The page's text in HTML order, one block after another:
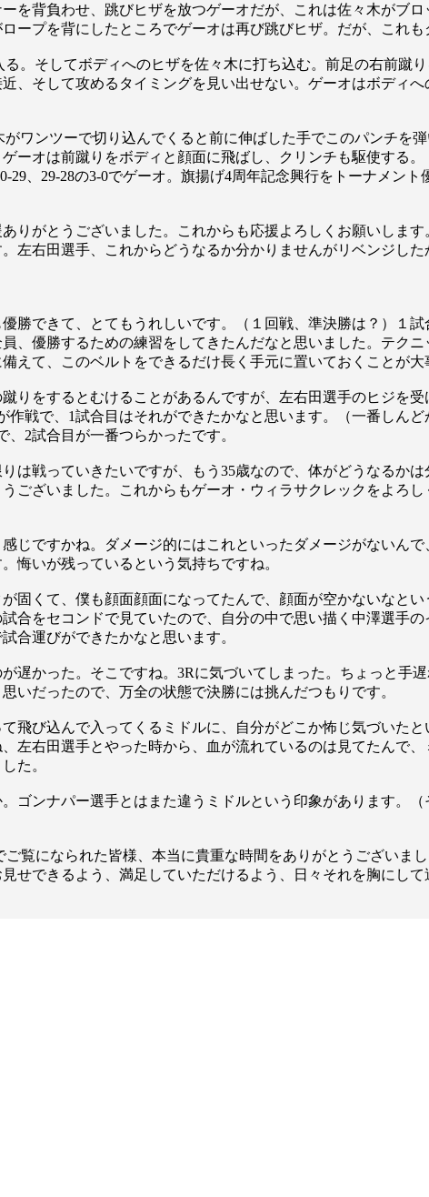
総合トップ
K-1 WGP
K-1
アマチュア
K-1甲子園・カレッジ
K-1 AWARDS
1.SHOP
ズ）
K-
1.SHOP
（チケッ
ト）
ギャラリー（写真）
ギャラリー（動画）
K-1
（K-1ジ
K-
1.CLUB
（ファンクラ
ブ）
Krush公式ルール
Krush-EX公式ルー
ル
を背負わせ、跳びヒザを放つゲーオだが、これは佐々木がブ
ープを背にしたところでゲーオは再び跳びヒザ。だが、これも
。そしてボディへのヒザを佐々木に打ち込む。前足の右前蹴
、そして攻めるタイミングを見い出せない。ゲーオはボディ
ワンツーで切り込んでくると前に伸ばした手でこのパンチを
ーオは前蹴りをボディと顔面に飛ばし、クリンチも駆使する
、29-28の3-0でゲーオ。旗揚げ4周年記念興行をトーナメント
りがとうございました。これからも応援よろしくお願いしま
左右田選手、これからどうなるか分かりませんがリベンジし
勝できて、とてもうれしいです。（１回戦、準決勝は？）１
、優勝するための練習をしてきたんだなと思いました。テク
えて、このベルトをできるだけ長く手元に置いておくことが大
りをするとむけることがあるんですが、左右田選手のヒジを
戦で、1試合目はそれができたかなと思います。（一番しん
2試合目が一番つらかったです。
は戦っていきたいですが、もう35歳なので、体がどうなるか
ございました。これからもゲーオ・ウィラサクレックをよろし
じですかね。ダメージ的にはこれといったダメージがないん
悔いが残っているという気持ちですね。
固くて、僕も顔面顔面になってたんで、顔面が空かないなと
合をセコンドで見ていたので、自分の中で思い描く中澤選手
合運びができたかなと思います。
遅かった。そこですね。3Rに気づいてしまった。ちょっと手
いだったので、万全の状態で決勝には挑んだつもりです。
飛び込んで入ってくるミドルに、自分がどこか怖じ気づいた
左右田選手とやった時から、血が流れているのは見てたんで
た。
ゴンナパー選手とはまた違うミドルという印象があります。
ご覧になられた皆様、本当に貴重な時間をありがとうございま
せできるよう、満足していただけるよう、日々それを胸にし